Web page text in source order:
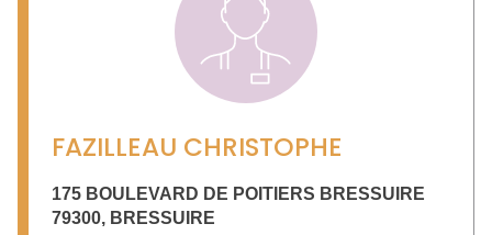
FAZILLEAU CHRISTOPHE
175 BOULEVARD DE POITIERS BRESSUIRE
79300, BRESSUIRE